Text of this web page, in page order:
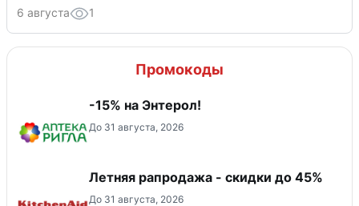
6 августа 1
Промокоды
-15% на Энтерол!
До 31 августа, 2026
Летняя рапродажа - скидки до 45%
До 31 августа, 2026